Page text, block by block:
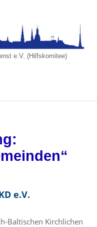
e.V. (Hilfskomitee)
e.V.
Baltischen Kirchlichen